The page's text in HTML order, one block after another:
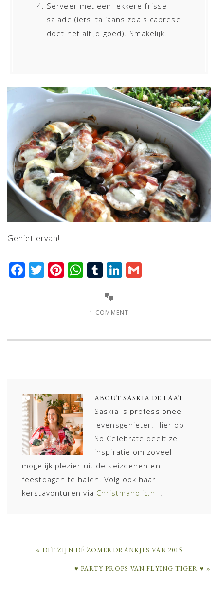
Serveer met een lekkere frisse
salade (iets Italiaans zoals caprese
doet het altijd goed). Smakelijk!
Geniet ervan!
Facebook
Twitter
Pinterest
WhatsApp
TumblrLinkedIn
1 COMMENT
ABOUT SASKIA DE LAAT
Saskia is professioneel
levensgenieter! Hier op
So Celebrate deelt ze
inspiratie om zoveel
mogelijk plezier uit de seizoenen en
feestdagen te halen. Volg ook haar
kerstavonturen via Christmaholic.nl
PREVIOUS
« DIT ZIJN DÉ ZOMERDRANKJES VAN 2015
NEXT
♥ PARTY PROPS VAN FLYING TIGER ♥ »